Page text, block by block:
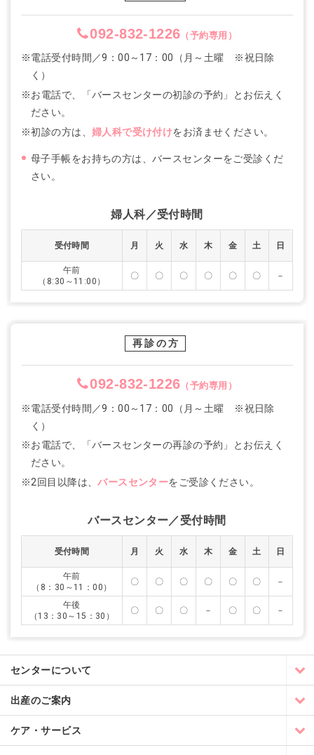
092-832-1226 （予約専用）
※電話受付時間／9：00～17：00（月～土曜 ※祝日除
く）
※お電話で、「バースセンターの初診の予約」とお伝えく
ださい。
※初診の方は、 婦人科で受け付けをお済ませください。
母子手帳をお持ちの方は、バースセンターをご受診くだ
さい。
婦人科／受付時間
受付時間 月 火 水 木 金 土 日
午前
（8:30～11:00）
〇 〇 〇 〇 〇 〇 －
再診の方
092-832-1226 （予約専用）
※電話受付時間／9：00～17：00（月～土曜 ※祝日除
く）
※お電話で、「バースセンターの再診の予約」とお伝えく
ださい。
※2回目以降は、バースセンターをご受診ください。
バースセンター／受付時間
受付時間 月 火 水 木 金 土 日
午前
（8：30～11：00）
〇 〇 〇 〇 〇 〇 －
午後
（13：30～15：30）
〇 〇 〇 － 〇 〇 －
センターについて
出産のご案内
ケア・サービス